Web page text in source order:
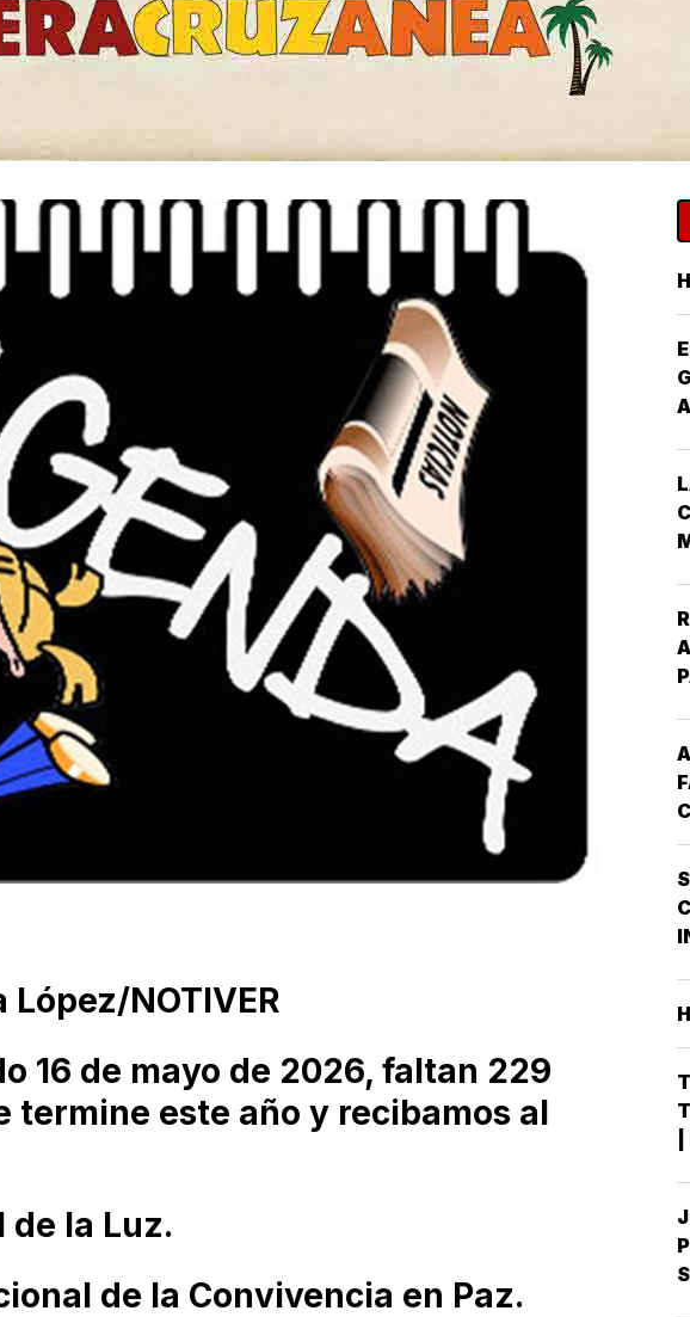
NOTIVER
16 de mayo de 2026, faltan 229
termine este año y recibamos al
la Luz.
de la Convivencia en Paz.